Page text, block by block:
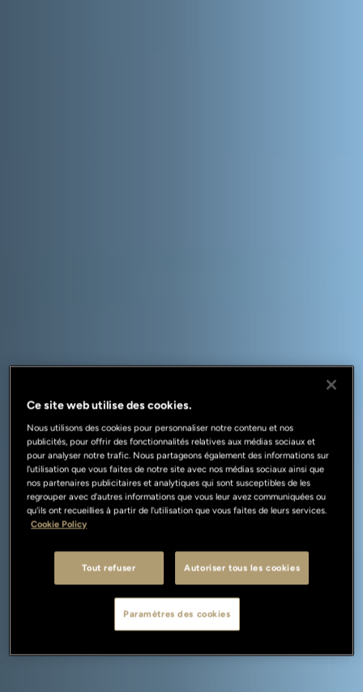
Ce site web utilise des cookies.
Nous utilisons des cookies pour personnaliser notre contenu et nos
publicités, pour offrir des fonctionnalités relatives aux médias sociaux et
pour analyser notre trafic. Nous partageons également des informations sur
l'utilisation que vous faites de notre site avec nos médias sociaux ainsi que
nos partenaires publicitaires et analytiques qui sont susceptibles de les
regrouper avec d'autres informations que vous leur avez communiquées ou
qu'ils ont recueillies à partir de l'utilisation que vous faites de leurs services.
Cookie Policy
Tout refuser Autoriser tous les cookies
Paramètres des cookies